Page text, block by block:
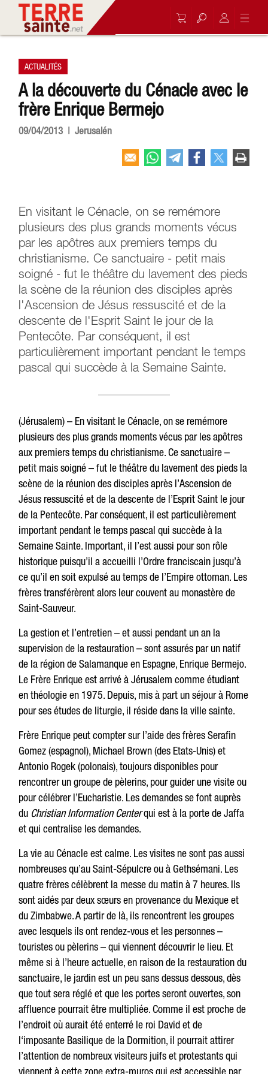
ACTUALITÉS
A la découverte du Cénacle avec le
frère Enrique Bermejo
09/04/2013 | Jerusalén
En visitant le Cénacle, on se remémore
plusieurs des plus grands moments vécus
par les apôtres aux premiers temps du
christianisme. Ce sanctuaire - petit mais
soigné - fut le théâtre du lavement des pieds
la scène de la réunion des disciples après
l'Ascension de Jésus ressuscité et de la
descente de l'Esprit Saint le jour de la
Pentecôte. Par conséquent, il est
particulièrement important pendant le temps
pascal qui succède à la Semaine Sainte.
(Jérusalem) – En visitant le Cénacle, on se remémore
plusieurs des plus grands moments vécus par les apôtres
aux premiers temps du christianisme. Ce sanctuaire –
petit mais soigné – fut le théâtre du lavement des pieds la
scène de la réunion des disciples après l’Ascension de
Jésus ressuscité et de la descente de l’Esprit Saint le jour
de la Pentecôte. Par conséquent, il est particulièrement
important pendant le temps pascal qui succède à la
Semaine Sainte. Important, il l’est aussi pour son rôle
historique puisqu’il a accueilli l’Ordre franciscain jusqu’à
ce qu’il en soit expulsé au temps de l’Empire ottoman. Les
frères transférèrent alors leur couvent au monastère de
Saint-Sauveur.
La gestion et l’entretien – et aussi pendant un an la
supervision de la restauration – sont assurés par un natif
de la région de Salamanque en Espagne, Enrique Bermejo.
Le Frère Enrique est arrivé à Jérusalem comme étudiant
en théologie en 1975. Depuis, mis à part un séjour à Rome
pour ses études de liturgie, il réside dans la ville sainte.
Frère Enrique peut compter sur l’aide des frères Serafin
Gomez (espagnol), Michael Brown (des Etats-Unis) et
Antonio Rogek (polonais), toujours disponibles pour
rencontrer un groupe de pèlerins, pour guider une visite ou
pour célébrer l’Eucharistie. Les demandes se font auprès
du Christian Information Centerqui est à la porte de Jaffa
et qui centralise les demandes.
La vie au Cénacle est calme. Les visites ne sont pas aussi
nombreuses qu’au Saint-Sépulcre ou à Gethsémani. Les
quatre frères célèbrent la messe du matin à 7 heures. Ils
sont aidés par deux sœurs en provenance du Mexique et
du Zimbabwe. A partir de là, ils rencontrent les groupes
avec lesquels ils ont rendez-vous et les personnes –
touristes ou pèlerins – qui viennent découvrir le lieu. Et
même si à l’heure actuelle, en raison de la restauration du
sanctuaire, le jardin est un peu sans dessus dessous, dès
que tout sera réglé et que les portes seront ouvertes, son
affluence pourrait être multipliée. Comme il est proche de
l’endroit où aurait été enterré le roi David et de
l‘imposante Basilique de la Dormition, il pourrait attirer
l’attention de nombreux visiteurs juifs et protestants qui
viennent à cette zone extra-muros qui est accessible par